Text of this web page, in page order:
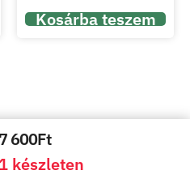
Kosárba teszem
7 600Ft
1 készleten